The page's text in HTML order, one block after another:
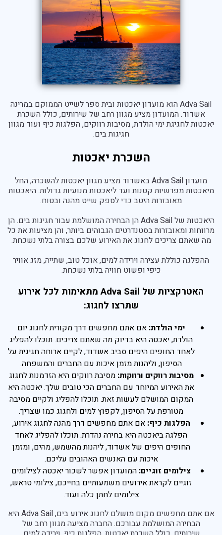
תאילנד
ניו יורק
פאריז
לונדון
רומא
פראג
בהוד השרון
בכפר סבא
ברמת השרון
ברעננה
בקיסריה
Adva Sail הוא מועדון יאכטות ובית ספר לשייט הממוקם במרינה
אשדוד. המועדון מציע מגוון רחב של שירותים, כולל השכרת
יאכטות לחגיגת ימי הולדת, מסיבות רווקים, הפלגות כיף ועוד מגוון
חגיגות בים.
השכרת יאכטות
מועדון Adva Sail באשדוד מציע מגוון יאכטות להשכרה, החל
מיאכטות מפרשיות קטנות ועד ליאכטות מנועיות גדולות. היאכטות
מאובזרות היטב כדי לספק שייט מהנה ובטוח.
היאכטות של Adva Sail הן הבחירה המושלמת עבור חגיגות בים. הן
מרווחות ומאובזרות בסטנדרטים הגבוהים ביותר, והן מציעות את כל
מה שאתם צריכים לחגוג את האירוע שלכם בצורה בלתי נשכחת.
ההפלגה כוללת עצירה וירידה למים, אוכל טוב, שתייה, מזג אוויר
כיפי ופשוט חוויה בלתי נשכחת.
האטרקציות של Adva Sail מתאימות לכל אירוע
שתרצו לחגוג:
ימי הולדת: אם אתם מחפשים דרך מקורית לחגוג יום
הולדת, יאכטה היא בדיוק מה שאתם צריכים. תוכלו להפליג
לאחד החופים היפים סביב אשדוד, לקיים ארוחה חגיגית על
הסיפון, וליהנות מזמן איכות עם החברים והמשפחה.
מסיבות רווקים ורווקות: מסיבת רווקים היא הזדמנות לחגוג
את האירוע המיוחד עם החברים הכי טובים שלך. יאכטה היא
המקום המושלם לעשות זאת. תוכלו להפליג ולקיים מסיבה
מטורפת על הסיפון, לקפוץ למים ולחגוג כמו שצריך.
הפלגות כיף: אם אתם מחפשים דרך מהנה לחגוג אירוע,
הפלגה ביאכטה היא בחירה נהדרת. תוכלו להפליג לאחד
החופים היפים של אשדוד, ליהנות מהשמש, מהים, ומזמן
איכות עם האנשים האהובים עליכם.
צילומים זוגיים: המועדון אפשר לשכור יאכטה לצילומים
זוגיים לקראת אירועים משמעותיים בחייכם, צילומי טראש,
צילומים לחתן כלה ועוד.
אם אתם מחפשים מקום מושלם לחגוג אירוע בים, Adva Sail היא
הבחירה המושלמת עבורכם. החברה מציעה מגוון רחב של